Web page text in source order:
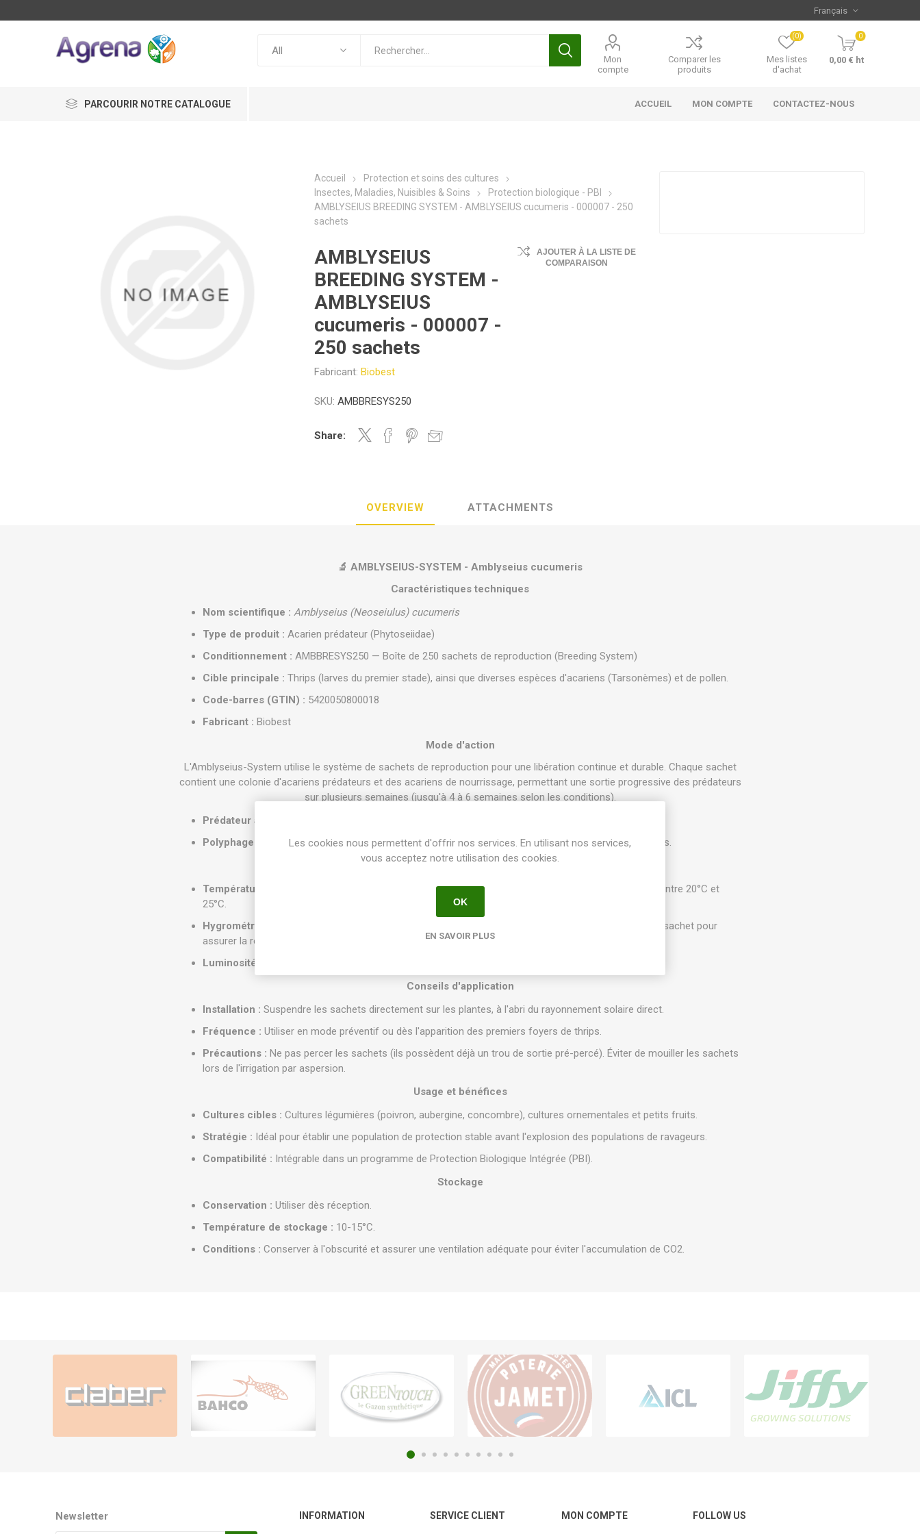
Mon
compte
Comparer les
produits
Mes listes
d'achat
(0) 0
0,00 € ht
PARCOURIR NOTRE CATALOGUE ACCUEIL MON COMPTE CONTACTEZ-NOUS
Accueil
Protection et soins des cultures
Insectes, Maladies, Nuisibles & Soins
Protection biologique - PBI
AMBLYSEIUS BREEDING SYSTEM - AMBLYSEIUS cucumeris - 000007 - 250
sachets
AMBLYSEIUS
BREEDING SYSTEM -
AMBLYSEIUS
cucumeris - 000007 -
250 sachets
Fabricant: Biobest
AJOUTER À LA LISTE DE
COMPARAISON
SKU: AMBBRESYS250
Share:
OVERVIEW ATTACHMENTS
🔬 AMBLYSEIUS-SYSTEM - Amblyseius cucumeris
Caractéristiques techniques
Nom scientifique : Amblyseius (Neoseiulus) cucumeris
Type de produit : Acarien prédateur (Phytoseiidae)
Conditionnement : AMBBRESYS250 — Boîte de 250 sachets de reproduction (Breeding System)
Cible principale : Thrips (larves du premier stade), ainsi que diverses espèces d'acariens (Tarsonèmes) et de pollen.
Code-barres (GTIN) : 5420050800018
Fabricant : Biobest
Mode d'action
L'Amblyseius-System utilise le système de sachets de reproduction pour une libération continue et durable. Chaque sachet
contient une colonie d'acariens prédateurs et des acariens de nourrissage, permettant une sortie progressive des prédateurs
sur plusieurs semaines (jusqu'à 4 à 6 semaines selon les conditions).
Prédateur actif :
Polyphage :
Capable de survivre en l'absence de thrips en se nourrissant de pollen ou d'autres acariens.
Conditions d'utilisation et environnement
Température optimale :
Efficace dès que les températures dépassent 15°C. Performance maximale entre 20°C et
25°C.
Hygrométrie :
Nécessite une humidité relative de l'air de 65 % à 70 % minimum, surtout à l'intérieur du sachet pour
assurer la reproduction.
Luminosité :
Conseils d'application
Installation : Suspendre les sachets directement sur les plantes, à l'abri du rayonnement solaire direct.
Fréquence : Utiliser en mode préventif ou dès l'apparition des premiers foyers de thrips.
Précautions : Ne pas percer les sachets (ils possèdent déjà un trou de sortie pré-percé). Éviter de mouiller les sachets
lors de l'irrigation par aspersion.
Usage et bénéfices
Cultures cibles : Cultures légumières (poivron, aubergine, concombre), cultures ornementales et petits fruits.
Stratégie : Idéal pour établir une population de protection stable avant l'explosion des populations de ravageurs.
Compatibilité : Intégrable dans un programme de Protection Biologique Intégrée (PBI).
Stockage
Conservation : Utiliser dès réception.
Température de stockage : 10-15°C.
Conditions : Conserver à l'obscurité et assurer une ventilation adéquate pour éviter l'accumulation de CO2.
Newsletter INFORMATION SERVICE CLIENT MON COMPTE FOLLOW US
Les cookies nous permettent d'offrir nos services. En utilisant nos services,
vous acceptez notre utilisation des cookies.
OK
EN SAVOIR PLUS